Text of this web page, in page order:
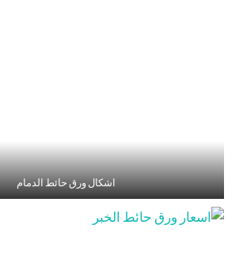
اشكال ورق حائط الدمام